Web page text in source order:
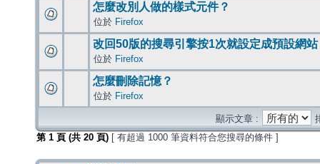
怎麼改別人做的樣式元件？
位於 Firefox
改回50版的搜尋引擎按1次就設定成預設網站
位於 Firefox
怎麼刪除記憶？
位於 Firefox
顯示文章 :
第 1 頁 (共 20 頁) [ 有超過 1000 筆資料符合您搜尋的條件 ]